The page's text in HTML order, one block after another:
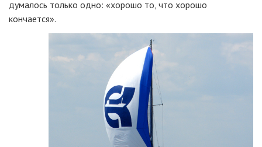
думалось только одно: «хорошо то, что хорошо
кончается».